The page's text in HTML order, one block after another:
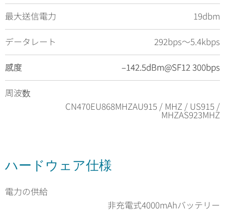
最大送信電力
19dbm
データレート 292bps〜5.4kbps
感度 –142.5dBm@SF12 300bps
感度 –142.5dBm@SF12 300bps
周波数
CN470EU868MHZAU915 / MHZ / US915 /
MHZAS923MHZ
ハードウェア仕様
電力の供給
非充電式4000mAhバッテリー